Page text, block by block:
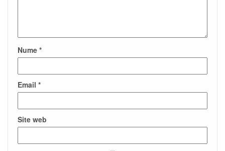
Nume *
Email *
Site web